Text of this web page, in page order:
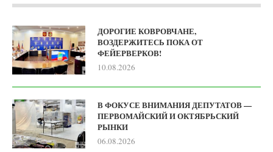
ДОРОГИЕ КОВРОВЧАНЕ,
ВОЗДЕРЖИТЕСЬ ПОКА ОТ
ФЕЙЕРВЕРКОВ!
10.08.2026
В ФОКУСЕ ВНИМАНИЯ ДЕПУТАТОВ —
ПЕРВОМАЙСКИЙ И ОКТЯБРЬСКИЙ
РЫНКИ
06.08.2026